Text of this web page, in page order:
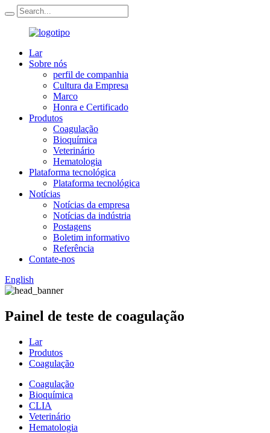
Lar
Sobre nós
perfil de companhia
Cultura da Empresa
Marco
Honra e Certificado
Produtos
Coagulação
Bioquímica
Veterinário
Hematologia
Plataforma tecnológica
Plataforma tecnológica
Notícias
Notícias da empresa
Notícias da indústria
Postagens
Boletim informativo
Referência
Contate-nos
English
Painel de teste de coagulação
Lar
Produtos
Coagulação
Coagulação
Bioquímica
CLIA
Veterinário
Hematologia